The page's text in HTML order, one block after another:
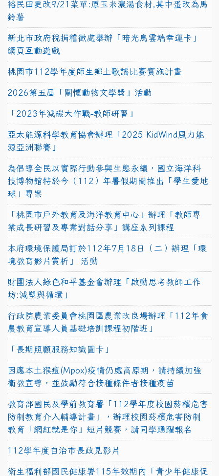
裕民田更改9/21菜單:原玉米濃湯食材,其中蛋改為馬
鈴薯
新北市政府稅捐稽徵處舉辦「暗光鳥雲端幸運卡」
網頁互動遊戲
桃園市112學年度師生鄉土歌謠比賽實施計畫
2026第五屆「關懷動物文學獎」活動
「2023年減碳大作戰-教師研習」
亞太能源科學教育協會辦理「2025 KidWind風力能
源亞洲聯賽」
為倡導全民以實際行動參與生態永續，國立海洋科
技博物館特於今（112）年暑假期間推出「學生愛地
球」專案
「桃園市戶外教育及海洋教育中心」辦理「教師專
業成長研習及專業對話分享」講座系列課程
本府環境保護局訂於112年7月18日（二）辦理「環
境教育影片賞析」 活動
財團法人綠色和平基金會辦理「啟動思考教師工作
坊:減塑與循環」
行政院農業委員會桃園區農業改良場辦理「112年食
農教育宣導人員基礎培訓課程初階班」
「長期照顧服務知識圖卡」
因應本土猴痘(Mpox)疫情仍處高原期，請持續加強
衛教宣導，並鼓勵符合接種條件者接種疫苗
教育部國民及學前教育署「112學年度校園菸檳危害
防制教育介入輔導計畫」，辦理校園菸檳危害防制
教育「網紅就是你」短片競賽，請同學踴躍報名
112學年度自治市長政見影片
衛生福利部國民健康署115年效期內「青少年健康促